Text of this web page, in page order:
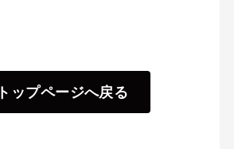
トップページへ戻る